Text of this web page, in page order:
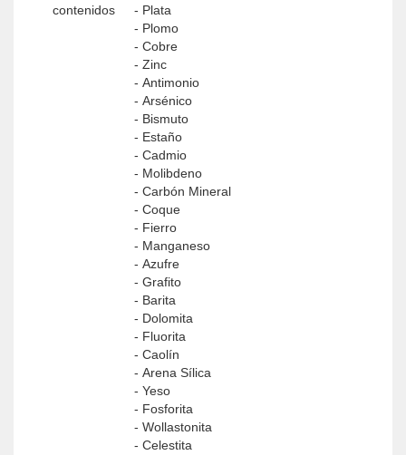
contenidos
- Plata
- Plomo
- Cobre
- Zinc
- Antimonio
- Arsénico
- Bismuto
- Estaño
- Cadmio
- Molibdeno
- Carbón Mineral
- Coque
- Fierro
- Manganeso
- Azufre
- Grafito
- Barita
- Dolomita
- Fluorita
- Caolín
- Arena Sílica
- Yeso
- Fosforita
- Wollastonita
- Celestita